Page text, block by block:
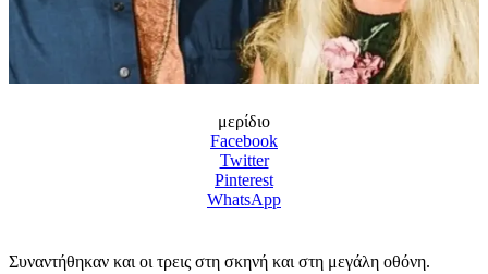
μερίδιο
Facebook
Twitter
Pinterest
WhatsApp
Συναντήθηκαν και οι τρεις στη σκηνή και στη μεγάλη οθόνη.